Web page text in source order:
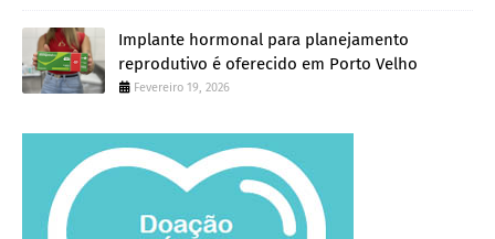
Implante hormonal para planejamento
reprodutivo é oferecido em Porto Velho
Fevereiro 19, 2026